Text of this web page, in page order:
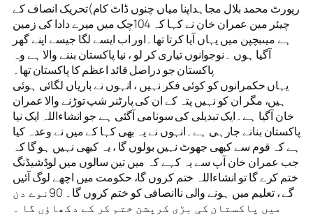
رپورٹ محمد بلال مجاہداپنا میاں چنوں ڈاٹ کام)تحریک انصاف کے
چیئر مین عمران خان نے کہا کہ 104چک میں میرے دادا کی زمین
ہے میںبچپن میں یہاں آیا کرتا تھا۔اور اب ایسے لگا جیسے اپنے گھر
آگیا ہوں ۔نوجوانوں تیاری کر لو ، نیا پاکستان بننے والا ہے وہ
پاکستان جو دراصل قائد اعظم کا پاکستان تھا۔
یہاں حکمرانوں کو کوئی فکر نہیں ، انہوں نے باریاں لگائی ہوئی
ہیں، مگر ان کو نہیں پتہ کے ان کی پارٹنر شپ توڑنے والا عمران
خان آگیا ہے۔ایک تبدیلی کی سونامی آگئی ہے جو انشاءاللہ ایک نیا
پاکستان بنانے جارہی ہے۔انہوں نے یہ بھی کہا کے میں نے وعدہ کیا
ہے کہ قوم سے کبھی جھوٹ نہیں بولوں گا ، یہ کبھی نہیں ہو گا کہ
جب عمران خان آپ سے یہ کہے کہ میں تین سالوں میں لوڈشیڈنگ
ختم کرے گا تو انشاءاللہ ختم کروں گا، حکومت میں اچھے لوگ آئیں
گے ، تعلیم میں ہونے والی ناانصافی کو ختم کروں گا۔ 90نوے دن
میں پاکستان کی بڑی کرپشن ختم کر کے دکھاﺅں گا ۔